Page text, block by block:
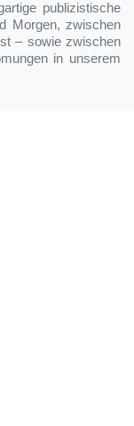
publizistische
Morgen, zwischen
– sowie zwischen
in unserem